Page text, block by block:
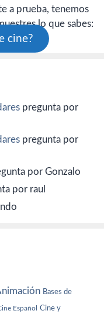
a prueba, tenemos
lo que sabes:
cine?
pregunta por
pregunta por
por Gonzalo
por raul
Bases de
Español Cine y